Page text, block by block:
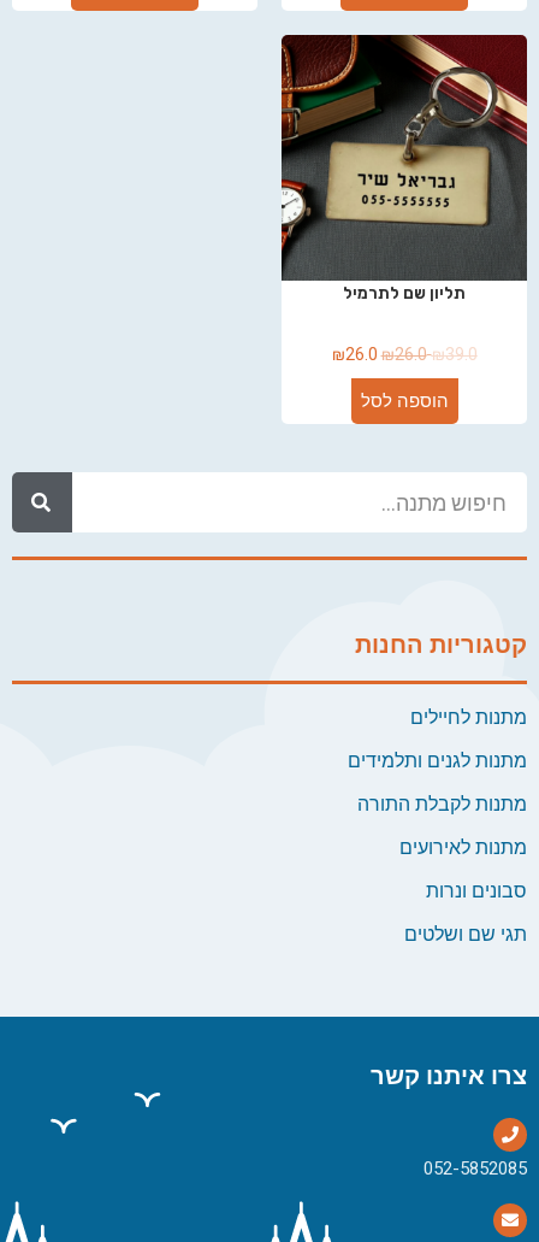
קטגוריות החנות
מתנות לחיילים
מתנות לגנים ותלמידים
מתנות לקבלת התורה
מתנות לאירועים
סבונים ונרות
תגי שם ושלטים
תליון שם לתרמיל
₪39.0
₪26.0
₪26.0
הוספה לסל
צרו איתנו קשר